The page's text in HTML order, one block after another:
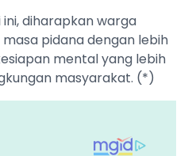
diharapkan warga
pidana dengan lebih
mental yang lebih
masyarakat. (*)